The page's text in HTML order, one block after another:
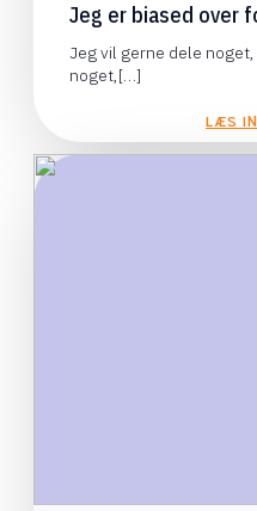
Jeg er biased over
Jeg vil gerne dele
noget,[…]
LÆS